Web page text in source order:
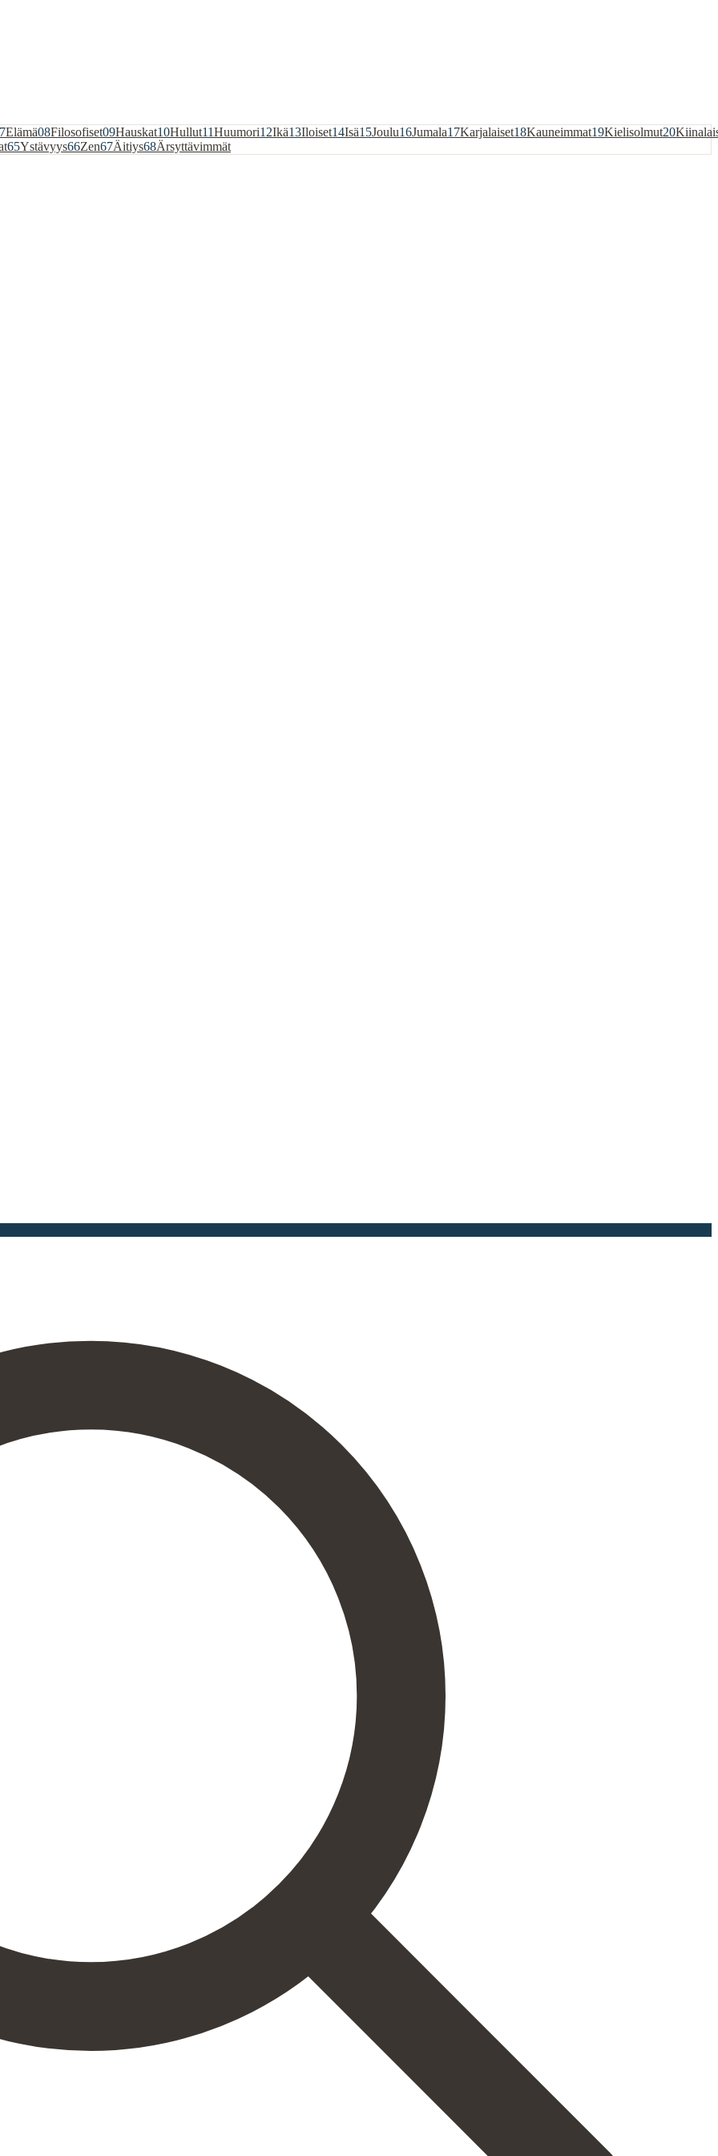
Elämä08Filosofiset09Hauskat10Hullut11Huumori12Ikä13Iloiset14Isä15Joulu16Jumala17Karjalaiset18Kauneimmat19Kielisolmut20
65Ystävyys66Zen67Äitiys68Ärsyttävimmät